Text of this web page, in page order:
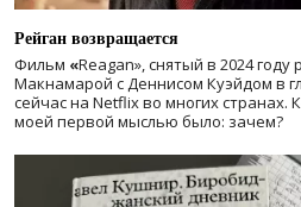
Рейган возвращается
Фильм «Reagan», снятый в 2024 году
Макнамарой с Деннисом Куэйдом в
сейчас на Netflix во многих странах.
моей первой мыслью было: зачем?